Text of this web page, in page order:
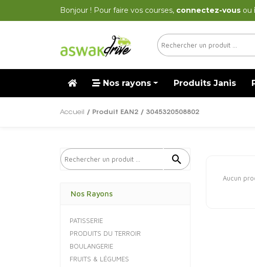
Bonjour ! Pour faire vos courses, connectez-vous ou
Nos rayons Produits Janis
Accueil / Produit EAN2 / 3045320508802
Nos Rayons
PATISSERIE
PRODUITS DU TERROIR
BOULANGERIE
FRUITS & LÉGUMES
Aucun